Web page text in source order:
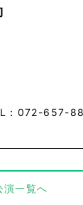
：072-657-
演一覧へ